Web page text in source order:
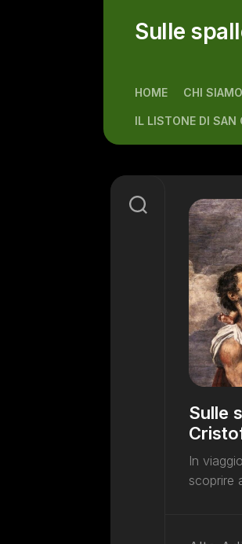
Sulle
HOME CHI SIAMO
IL LISTONE DI SAN
Sulle
In
scoprire